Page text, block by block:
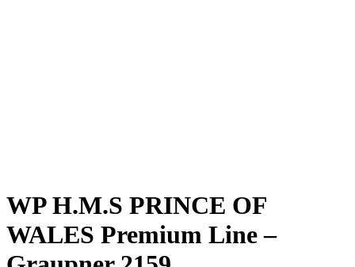
WP H.M.S PRINCE OF
WALES Premium Line –